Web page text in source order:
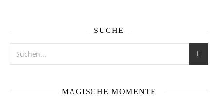
SUCHE
MAGISCHE MOMENTE